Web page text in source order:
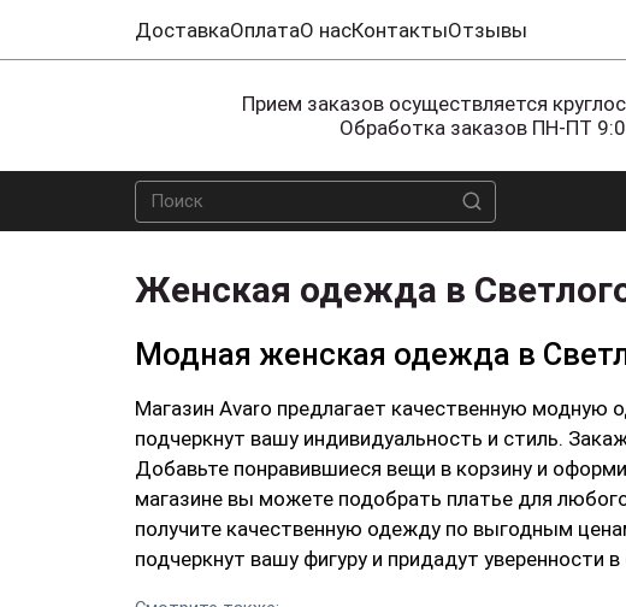
ДоставкаОплатаО насКонтактыОтзывы
Прием заказов осуществляется
Обработка заказов ПН-ПТ
Женская одежда в
Модная женская одежда в
Магазин Avaro предлагает качественную
подчеркнут вашу индивидуальность и стиль.
Добавьте понравившиеся вещи в корзину и оформите
магазине вы можете подобрать платье для
получите качественную одежду по выгодным
подчеркнут вашу фигуру и придадут